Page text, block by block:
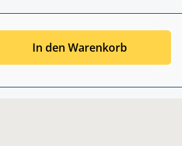
In den Warenkorb